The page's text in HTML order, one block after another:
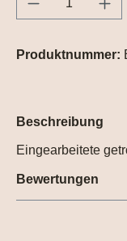
Produktnummer:
Beschreibung
Eingearbeitete
Bewertungen